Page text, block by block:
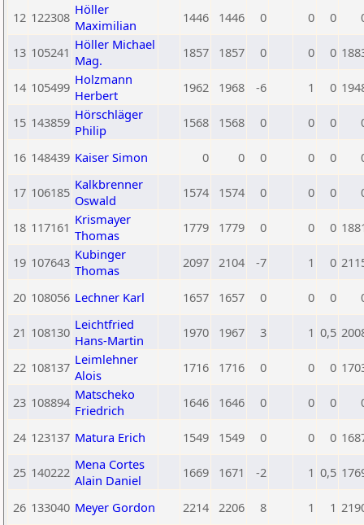
12 122308 Höller
Maximilian
1446 1446 0 0 0
13 105241 Höller Michael
Mag.
1857 1857 0 0 0
14 105499 Holzmann
Herbert
1962 1968 -6 1 0
15 143859 Hörschläger
Philip
1568 1568 0 0 0
16 148439 Kaiser Simon 0 0 0 0 0
17 106185 Kalkbrenner
Oswald
1574 1574 0 0 0
18 117161 Krismayer
Thomas
1779 1779 0 0 0
19 107643 Kubinger
Thomas
2097 2104 -7 1 0
20 108056 Lechner Karl 1657 1657 0 0 0
21 108130 Leichtfried
Hans-Martin
1970 1967 3 1 0,5
22 108137 Leimlehner
Alois
1716 1716 0 0 0
23 108894 Matscheko
Friedrich
1646 1646 0 0 0
24 123137 Matura Erich 1549 1549 0 0 0
25 140222 Mena Cortes
Alain Daniel
1669 1671 -2 1 0,5
26 133040 Meyer Gordon 2214 2206 8 1 1